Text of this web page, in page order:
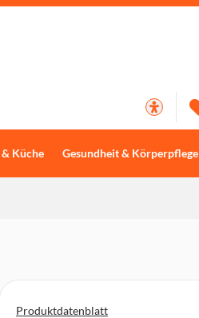
Küche Gesundheit & Körperpflege
Produktdatenblatt